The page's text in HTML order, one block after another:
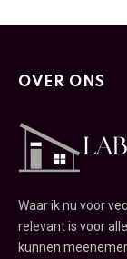
OVER ONS
Waar ik nu voor
relevant is voor
kunnen